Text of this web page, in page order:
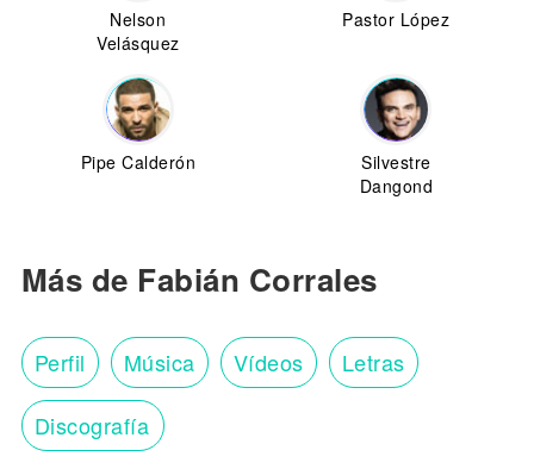
Nelson
Velásquez
Pastor López
Pipe Calderón
Silvestre
Dangond
Más de Fabián Corrales
Perfil Música Vídeos Letras
Discografía